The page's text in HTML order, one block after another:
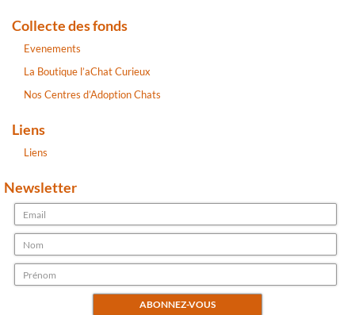
Collecte des fonds
Evenements
La Boutique l’aChat Curieux
Nos Centres d’Adoption Chats
Liens
Liens
Newsletter